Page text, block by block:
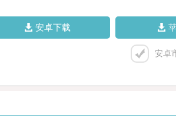
安卓下载
安卓